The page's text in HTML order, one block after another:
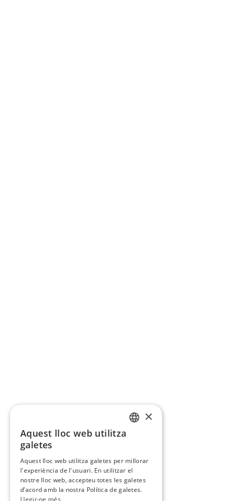
×
Aquest lloc web utilitza
galetes
Aquest lloc web utilitza galetes per millorar
l'experiència de l'usuari. En utilitzar el
nostre lloc web, accepteu totes les galetes
d’acord amb la nostra Política de galetes.
Llegir-ne més